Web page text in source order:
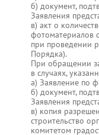
б) документ,
Заявления
в) акт о
фотоматериалов
при проведении
Порядка).
При обращении
в случаях,
а) Заявление по
б) документ,
Заявления
в) копия
строительство
комитетом